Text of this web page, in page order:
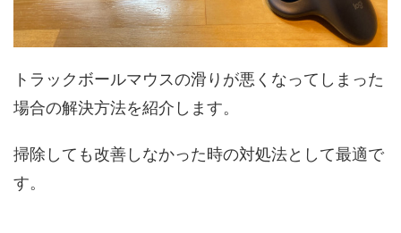
トラックボールマウスの滑りが悪くなってしまった
場合の解決方法を紹介します。
掃除しても改善しなかった時の対処法として最適で
す。